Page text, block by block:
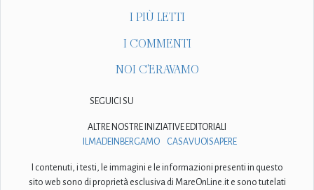
I PIÙ LETTI
I COMMENTI
NOI C'ERAVAMO
SEGUICI SU
ALTRE NOSTRE INIZIATIVE EDITORIALI
ILMADEINBERGAMO
CASAVUOISAPERE
I contenuti, i testi, le immagini e le informazioni presenti in questo
sito web sono di proprietà esclusiva di MareOnLine.it e sono tutelati